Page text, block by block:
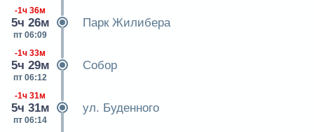
-1ч 36м
5ч 26м
пт 06:09
Парк Жилибера
-1ч 33м
5ч 29м
пт 06:12
Собор
-1ч 31м
5ч 31м
пт 06:14
ул. Буденного